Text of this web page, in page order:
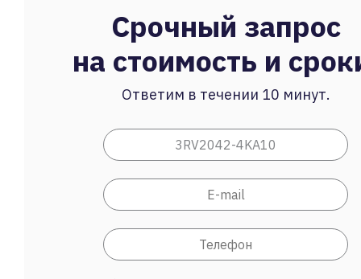
Срочный запрос
на стоимость и
Ответим в течении 10 минут.